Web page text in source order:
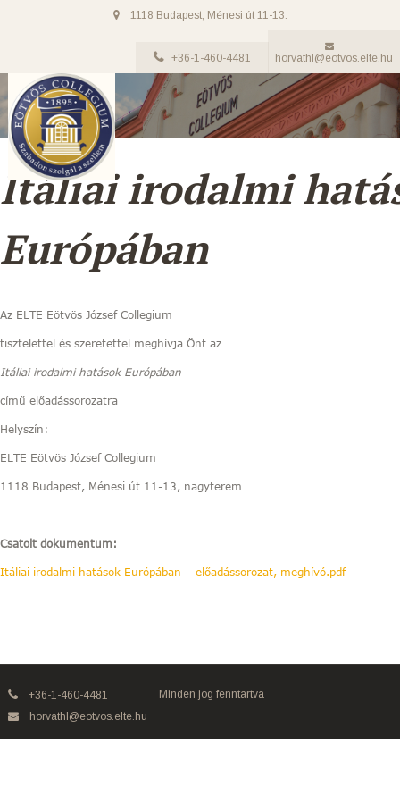
1118 Budapest, Ménesi út 11-13.
+36-1-460-4481 horvathl@eotvos.elte.hu
Itáliai irodalmi
Európában
Az ELTE Eötvös József Collegium
tisztelettel és szeretettel meghívja Önt az
Itáliai irodalmi hatások Európában
című előadássorozatra
Helyszín:
ELTE Eötvös József Collegium
1118 Budapest, Ménesi út 11-13, nagyterem
Csatolt dokumentum:
Itáliai irodalmi hatások Európában – előadássorozat, meghívó.pdf
+36-1-460-4481
horvathl@eotvos.elte.hu
Minden jog fenntartva